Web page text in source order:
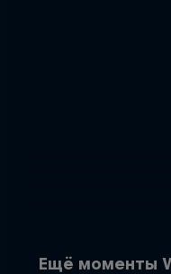
Ещё моменты